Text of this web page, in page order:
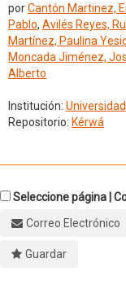
porCantón Martinez,
Pablo, Avilés Reyes,
Martínez, Paulina
Moncada Jiménez,
Alberto
Institución:
Repositorio: Kérwá
Seleccione página |
Correo Electrónico
Guardar